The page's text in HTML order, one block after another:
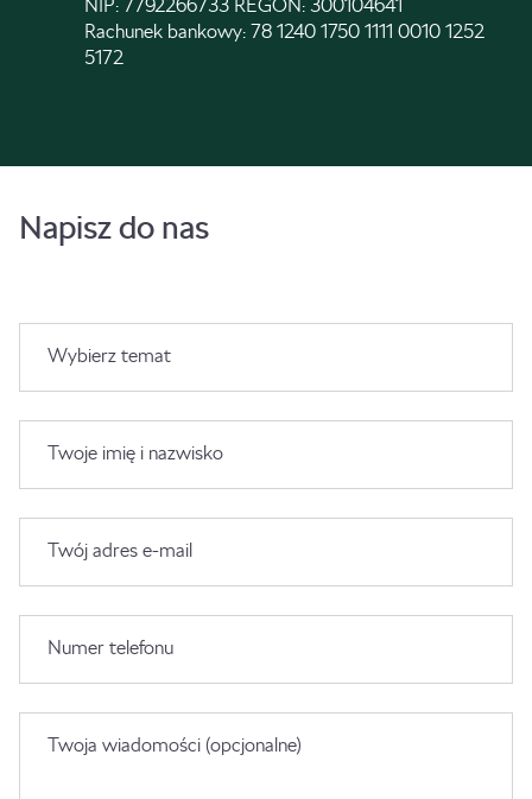
NIP: 7792266733 REGON: 300104641
Rachunek bankowy: 78 1240 1750 1111 0010 1252
5172
Napisz do nas
Wybierz temat
Twoje imię i nazwisko
Twój adres e-mail
Numer telefonu
Twoja wiadomości (opcjonalne)